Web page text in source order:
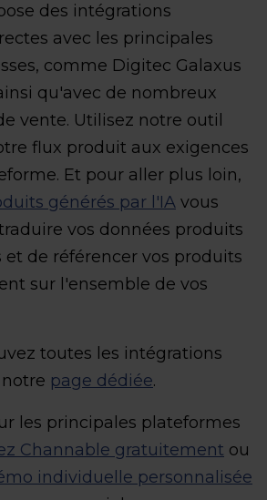
des intégrations
avec les principales
comme Digitec Galaxus
qu'avec de nombreux
vente. Utilisez notre outil
flux produit aux exigences
Et pour aller plus loin,
générés par l'IA vous
vos données produits
de référencer vos produits
sur l'ensemble de vos
toutes les intégrations
page dédiée.
les principales plateformes
Channable gratuitement ou
individuelle personnalisée